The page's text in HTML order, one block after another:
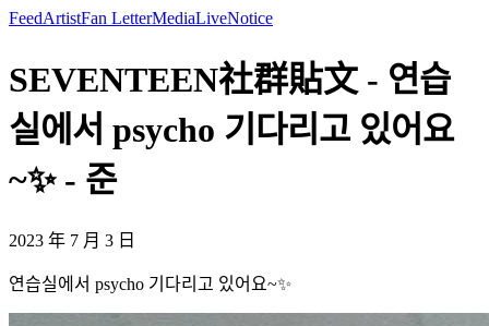
FeedArtistFan LetterMediaLiveNotice
SEVENTEEN社群貼文 - 연습
실에서 psycho 기다리고 있어요
~✨ - 준
2023 年 7 月 3 日
연습실에서 psycho 기다리고 있어요~✨